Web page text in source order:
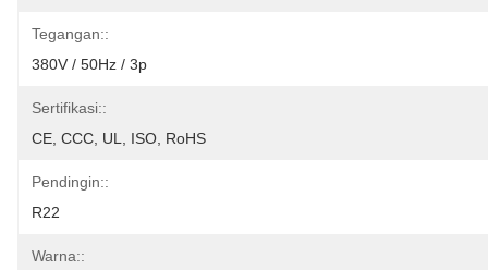
Tegangan::
380V / 50Hz / 3p
Sertifikasi::
CE, CCC, UL, ISO, RoHS
Pendingin::
R22
Warna::